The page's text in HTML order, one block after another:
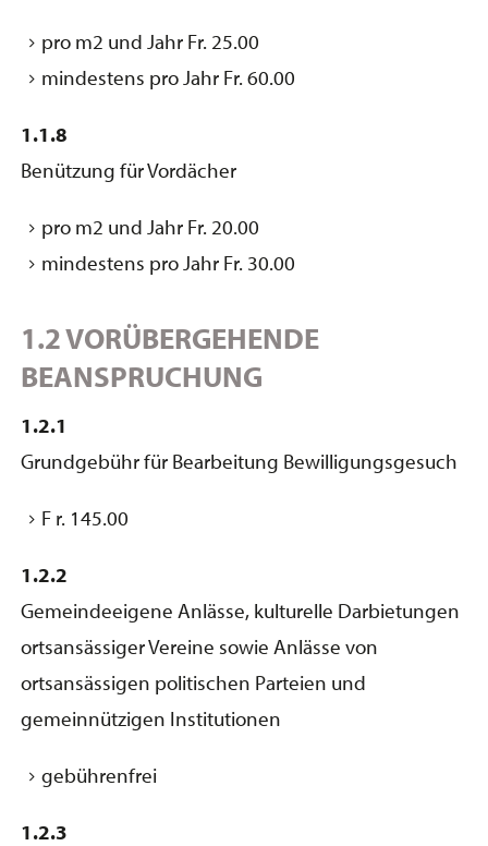
pro m2 und Jahr Fr. 25.00
mindestens pro Jahr Fr. 60.00
1.1.8
Benützung für Vordächer
pro m2 und Jahr Fr. 20.00
mindestens pro Jahr Fr. 30.00
1.2 VORÜBERGEHENDE
BEANSPRUCHUNG
1.2.1
Grundgebühr für Bearbeitung Bewilligungsgesuch
F r. 145.00
1.2.2
Gemeindeeigene Anlässe, kulturelle Darbietungen
ortsansässiger Vereine sowie Anlässe von
ortsansässigen politischen Parteien und
gemeinnützigen Institutionen
gebührenfrei
1.2.3